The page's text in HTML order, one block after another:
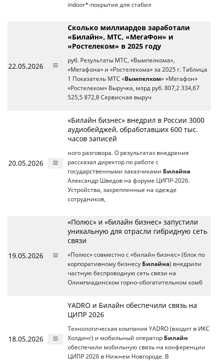
indoor*-покрытие для стабил
22.05.2026
Сколько миллиардов заработали
«Билайн», МТС, «МегаФон» и
«Ростелеком» в 2025 году
руб. Результаты МТС, «Вымпелкома»,
«Мегафона» и «Ростелекома» за 2025 г. Tаблица
1 Показатель МТС «Вымпелком» «Мегафон»
«Ростелеком» Выручка, млрд руб. 807,2 334,67
525,5 872,8 Сервиcная выруч
20.05.2026
«Билайн бизнес» внедрил в России 3000
аудиобейджей, обработавших 600 тыс.
часов записей
ного разговора. О результатах внедрения
рассказал директор по работе с
государственными заказчиками Билайна
Александр Шведов на форуме ЦИПР-2026.
Устройства, закрепленные на одежде
сотрудников,
19.05.2026
«Полюс» и «билайн бизнес» запустили
уникальную для отрасли гибридную сеть
связи
«Полюс» совместно с «билайн бизнес» (блок по
корпоративному бизнесу Билайна) внедрили
частную беспроводную сеть связи на
Олимпиадинском горно-обогатительном комб
18.05.2026
YADRO и Билайн обеспечили связь на
ЦИПР 2026
Технологическая компания YADRO (входит в ИКС
Холдинг) и мобильный оператор Билайн
обеспечили мобильную связь на конференции
ЦИПР 2026 в Нижнем Новгороде. В